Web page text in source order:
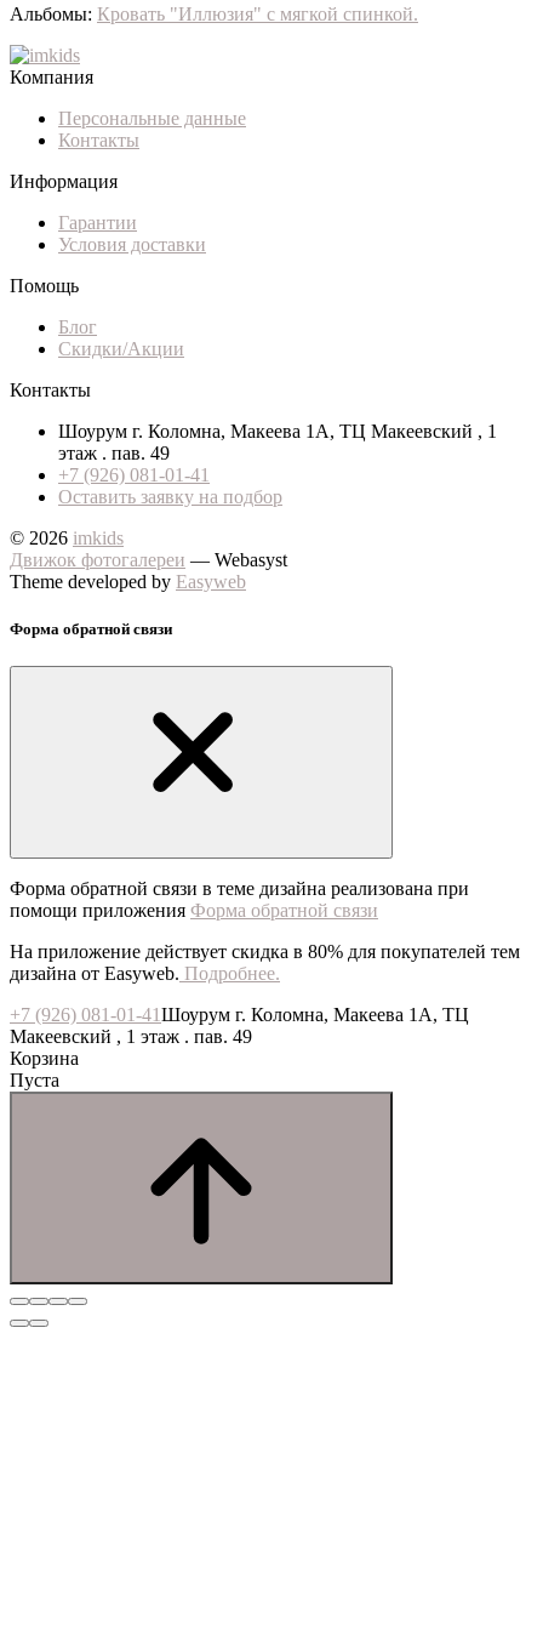
Альбомы: Кровать "Иллюзия" с мягкой спинкой.
Компания
Персональные данные
Контакты
Информация
Гарантии
Условия доставки
Помощь
Блог
Скидки/Акции
Контакты
Шоурум г. Коломна, Макеева 1А, ТЦ Макеевский , 1
этаж . пав. 49
+7 (926) 081-01-41
Оставить заявку на подбор
© 2026 imkids
Движок фотогалереи — Webasyst
Theme developed by Easyweb
Форма обратной связи
Форма обратной связи в теме дизайна реализована при
помощи приложения Форма обратной связи
На приложение действует скидка в 80% для покупателей тем
дизайна от Easyweb. Подробнее.
+7 (926) 081-01-41Шоурум г. Коломна, Макеева 1А, ТЦ
Макеевский , 1 этаж . пав. 49
Корзина
Пуста